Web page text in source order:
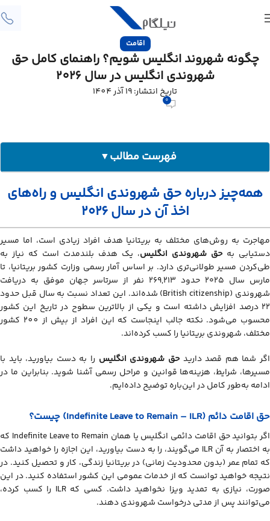
اقامت
چگونه شهروند انگلیس شویم؟ راهنمای کامل حق
شهروندی انگلیس در سال 2026
تاریخ انتشار: 19 آذر 1404
0
فهرست مطالب▼
حق اقامت دائم (Indefinite Leave to Remain – ILR) چیست؟
سایر روش‌های دریافت شهروندی بریتانیا
شرایط لازم برای درخواست شهروندی (Naturalisation)
آزمون Life in the UK
هزینه‌های رسمی دریافت حق شهروندی انگلیس در سال ۲۰۲۶
تفاوت ILR و شهروندی کامل انگلیس
تابعیت دوگانه در انگلیس
دلایل معمول رد شدن درخواست شهروندی انگلیس
مراحل عملی درخواست حق شهروندی انگلیس
همه‌چیز درباره حق شهروندی انگلیس و راه‌های
اخذ آن در سال ۲۰۲۶
مهاجرت به روش‌های مختلف به بریتانیا هدف افراد زیادی است، اما مسیر
دستیابی بهحق شهروندی انگلیس، یک هدف بلندمدت است که نیاز به
طی‌کردن مسیر طولانی‌تری دارد. بر اساس آمار رسمی وزارت کشور بریتانیا، تا
مارس سال ۲۰۲۵ حدود ۲۶۹,۲۱۳ نفر از سرتاسر جهان موفق به دریافت
شهروندی (British citizenship) شده‌اند. این تعداد نسبت به سال قبل حدود
۲۲ درصد افزایش داشته است و یکی از بالاترین سطوح در تاریخ این کشور
محسوب می‌شود. نکته جالب اینجاست که این افراد از بیش از 200 کشور
مختلف، شهروندی بریتانیا را کسب کرده‌اند.
اگر شما هم قصد داریدحق شهروندی انگلیس را به دست بیاورید، باید با
مسیرها، شرایط، هزینه‌ها قوانین و مراحل رسمی آشنا شوید. بنابراین ما در
ادامه به‌طور کامل در این‌باره توضیح داده‌ایم.
حق اقامت دائم (Indefinite Leave to Remain – ILR) چیست؟
اگر بتوانید حق اقامت دائمی انگلیس یا همان Indefinite Leave to Remain که
به اختصار به آن ILR می‌گویند، را به دست بیاورید، این اجازه را خواهید داشت
که تمام عمر (بدون محدودیت زمانی) در بریتانیا زندگی، کار و تحصیل کنید. در
نتیجه خواهید توانست که از خدمات عمومی این کشور استفاده کنید. در این
صورت، نیازی به تمدید ویزا نخواهید داشت. کسی که ILR را کسب کرده،
می‌توانند پس از مدتی درخواست شهروندی دهند.